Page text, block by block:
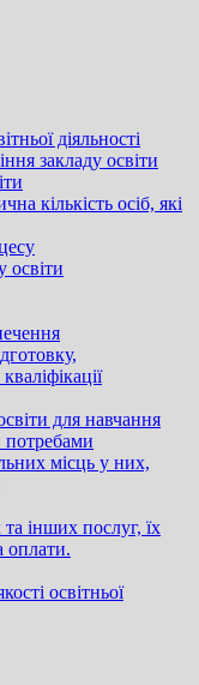
діяльності
закладу освіти
кількість осіб, які
освіти
для навчання
потребами
місць у них,
та інших послуг, їх
оплати.
освітньої